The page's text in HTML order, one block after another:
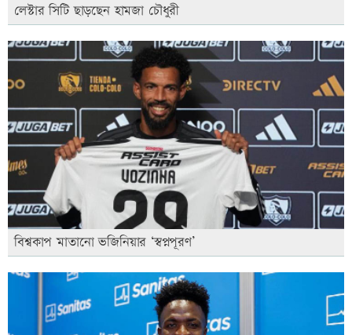
লেস্টার সিটি ছাড়ছেন হামজা চৌধুরী
বিশ্বকাপ মাতানো ভজিনিয়ার ‘স্বপ্নপূরণ’